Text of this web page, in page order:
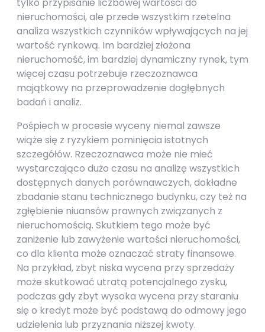
nieruchomości, ale przede wszystkim rzetelna
analiza wszystkich czynników wpływających na jej
wartość rynkową. Im bardziej złożona
nieruchomość, im bardziej dynamiczny rynek, tym
więcej czasu potrzebuje rzeczoznawca
majątkowy na przeprowadzenie dogłębnych
badań i analiz.
Pośpiech w procesie wyceny niemal zawsze
wiąże się z ryzykiem pominięcia istotnych
szczegółów. Rzeczoznawca może nie mieć
wystarczająco dużo czasu na analizę wszystkich
dostępnych danych porównawczych, dokładne
zbadanie stanu technicznego budynku, czy też na
zgłębienie niuansów prawnych związanych z
nieruchomością. Skutkiem tego może być
zaniżenie lub zawyżenie wartości nieruchomości,
co dla klienta może oznaczać straty finansowe.
Na przykład, zbyt niska wycena przy sprzedaży
może skutkować utratą potencjalnego zysku,
podczas gdy zbyt wysoka wycena przy staraniu
się o kredyt może być podstawą do odmowy jego
udzielenia lub przyznania niższej kwoty.